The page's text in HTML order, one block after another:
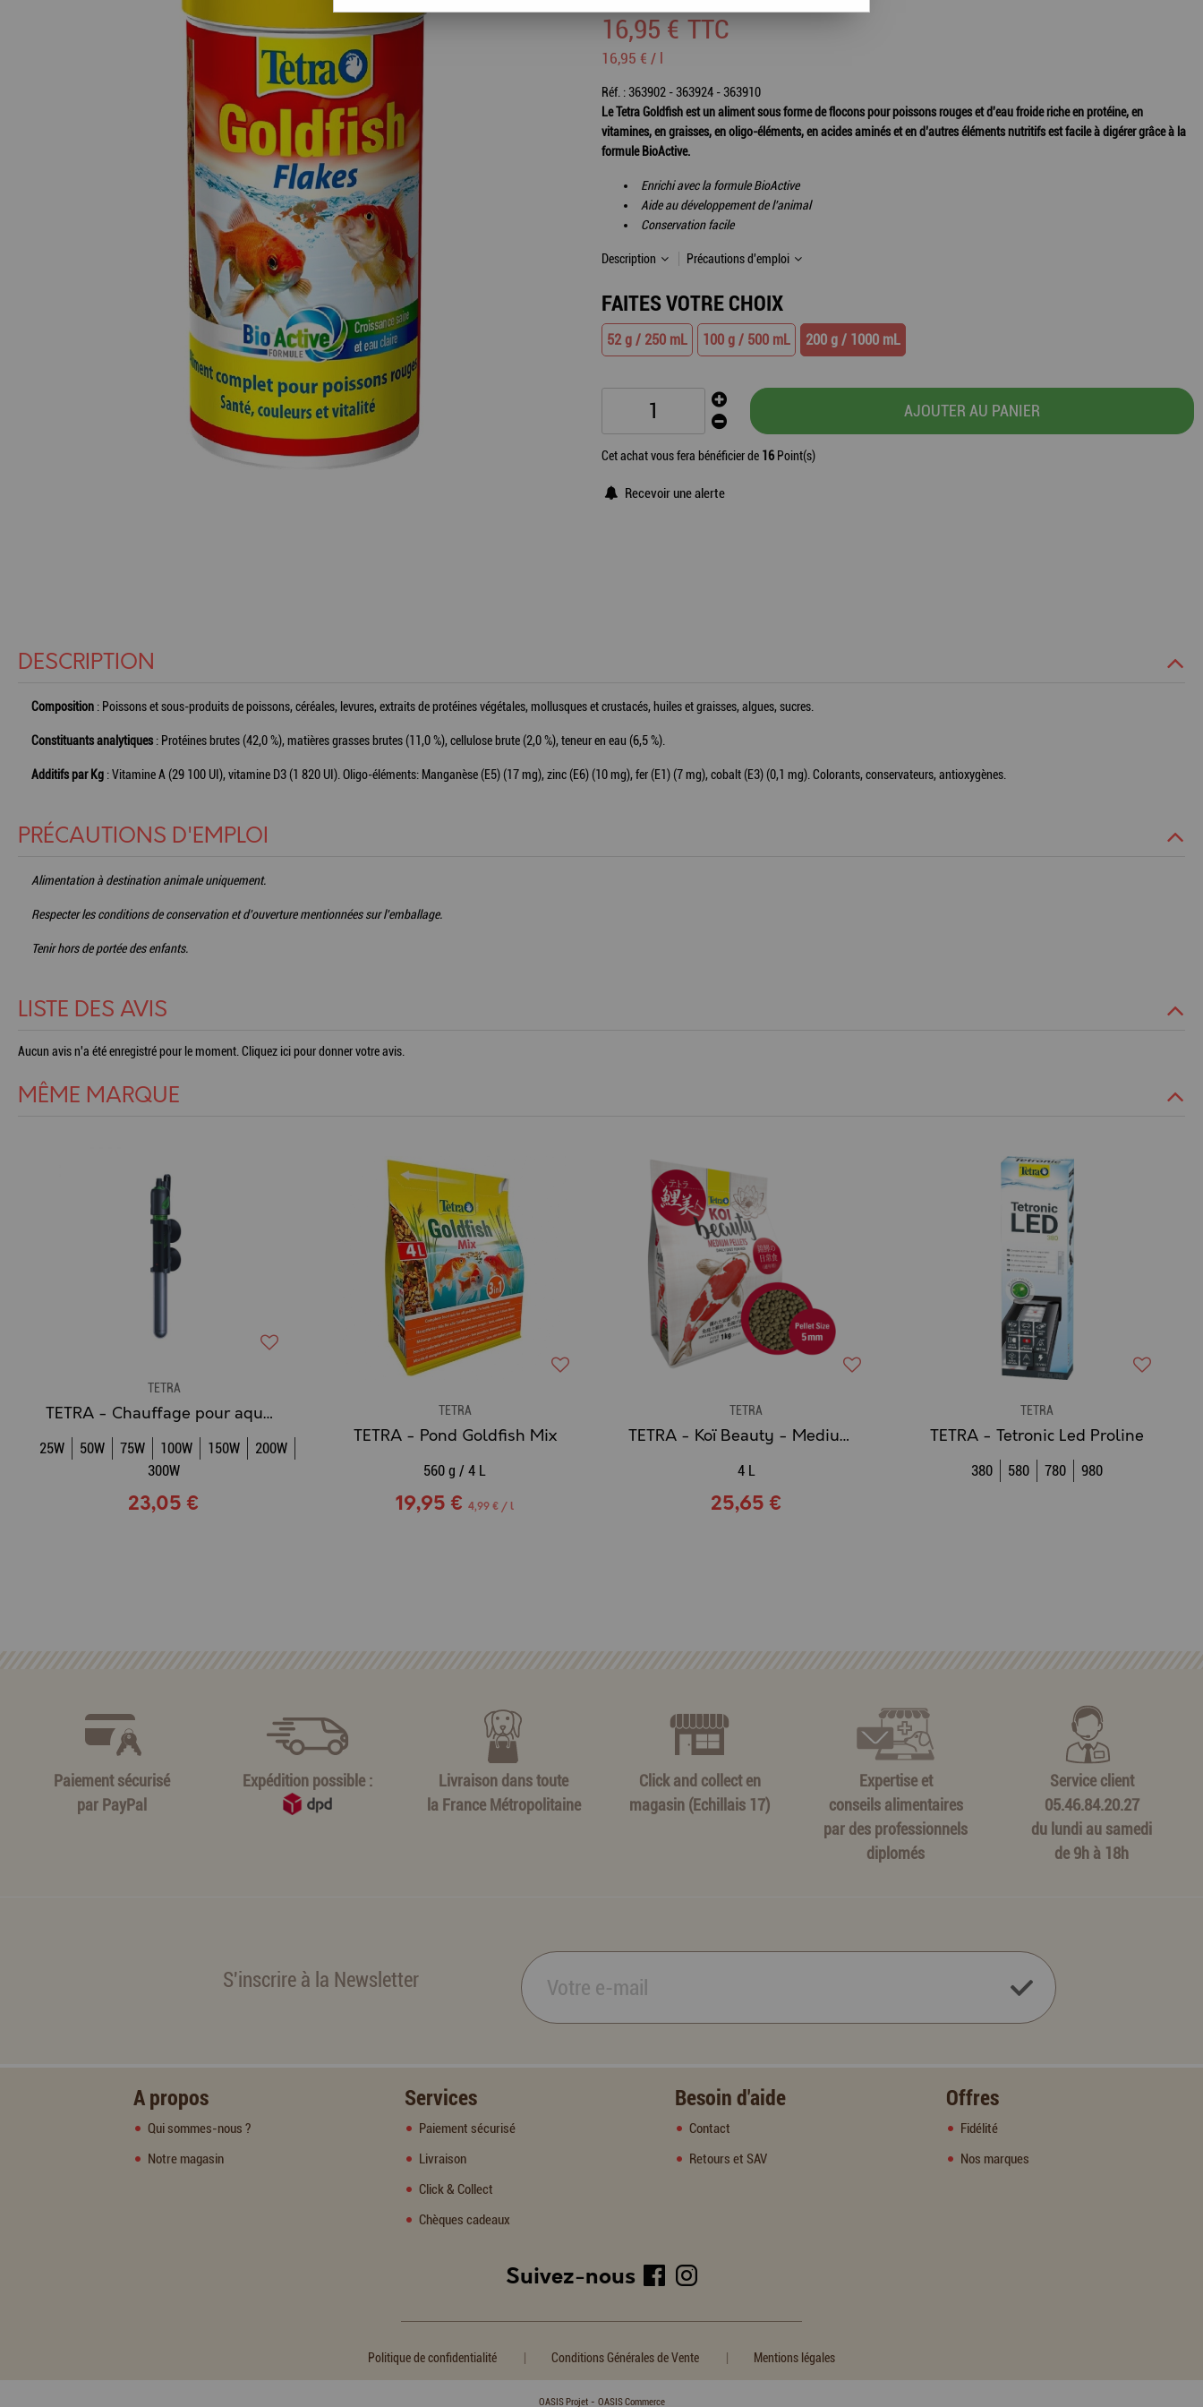
16,95 € TTC
16,95 € / l
Réf. :363902 - 363924 - 363910
Le Tetra Goldfish est un aliment sous forme de flocons pour poissons rouges et d'eau froide riche en protéine, en
vitamines, en graisses, en oligo-éléments, en acides aminés et en d’autres éléments nutritifs est facile à digérer grâce à la
formule BioActive.
Enrichi avec la formule BioActive
Aide au développement de l'animal
Conservation facile
Description Précautions d'emploi
FAITES VOTRE CHOIX
52 g / 250 mL 100 g / 500 mL 200 g / 1000 mL
AJOUTER AU PANIER
Cet achat vous fera bénéficier de 16Point(s)
Recevoir une alerte
DESCRIPTION
Composition : Poissons et sous-produits de poissons, céréales, levures, extraits de protéines végétales, mollusques et crustacés, huiles et graisses, algues, sucres.
Constituants analytiques: Protéines brutes (42,0 %), matières grasses brutes (11,0 %), cellulose brute (2,0 %), teneur en eau (6,5 %).
Additifs par Kg : Vitamine A (29 100 UI), vitamine D3 (1 820 UI). Oligo-éléments: Manganèse (E5) (17 mg), zinc (E6) (10 mg), fer (E1) (7 mg), cobalt (E3) (0,1 mg). Colorants, conservateurs, antioxygènes.
PRÉCAUTIONS D'EMPLOI
Alimentation à destination animale uniquement.
Respecter les conditions de conservation et d'ouverture mentionnées sur l'emballage.
Tenir hors de portée des enfants.
LISTE DES AVIS
Aucun avis n'a été enregistré pour le moment. Cliquez ici pour donner votre avis.
MÊME MARQUE
TETRA
TETRA - Chauffage pour aquarium
25W 50W 75W 100W 150W
200W
300W
23,05 €
TETRA
TETRA - Pond Goldfish Mix
560 g / 4 L
19,95 €4,99 € / l
TETRA
TETRA - Koï Beauty - Medium Pellets 4 L
4 L
25,65 €
TETRA
TETRA - Tetronic Led Proline
380 580 780 980
Paiement sécurisé
par PayPal
Expédition possible :
Livraison dans toute
la France Métropolitaine
Click and collect en
magasin (Echillais 17)
Expertise et
conseils alimentaires
par des professionnels
diplomés
Service client
05.46.84.20.27
du lundi au samedi
de 9h à 18h
S'inscrire à la Newsletter
A propos
Qui sommes-nous ?
Notre magasin
Services
Paiement sécurisé
Livraison
Click & Collect
Chèques cadeaux
Besoin d'aide
Contact
Retours et SAV
Offres
Fidélité
Nos marques
Suivez-nous
Politique de confidentialité Conditions Générales de Vente Mentions légales
OASIS Projet- OASIS Commerce